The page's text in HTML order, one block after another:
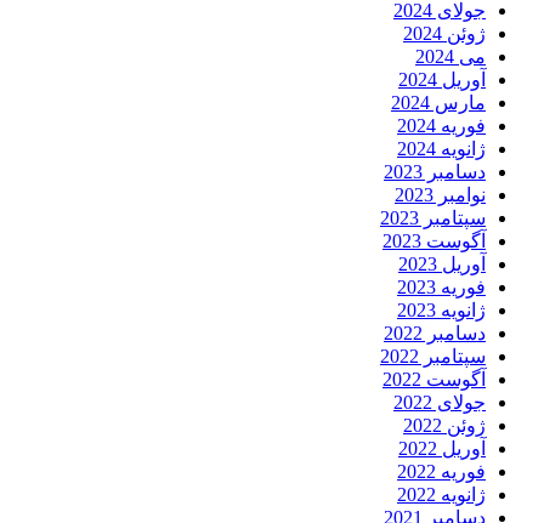
جولای 2024
ژوئن 2024
می 2024
آوریل 2024
مارس 2024
فوریه 2024
ژانویه 2024
دسامبر 2023
نوامبر 2023
سپتامبر 2023
آگوست 2023
آوریل 2023
فوریه 2023
ژانویه 2023
دسامبر 2022
سپتامبر 2022
آگوست 2022
جولای 2022
ژوئن 2022
آوریل 2022
فوریه 2022
ژانویه 2022
دسامبر 2021